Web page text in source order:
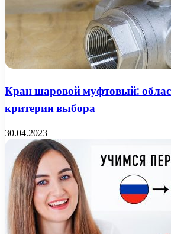
Кран шаровой муфтовый:
критерии выбора
30.04.2023